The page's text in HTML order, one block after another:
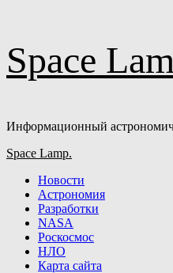
к
содержимому
Space
Информационный
Основное
Space Lamp.
Новости
Астрономия
Разработки
NASA
Роскосмос
НЛО
Карта сайта